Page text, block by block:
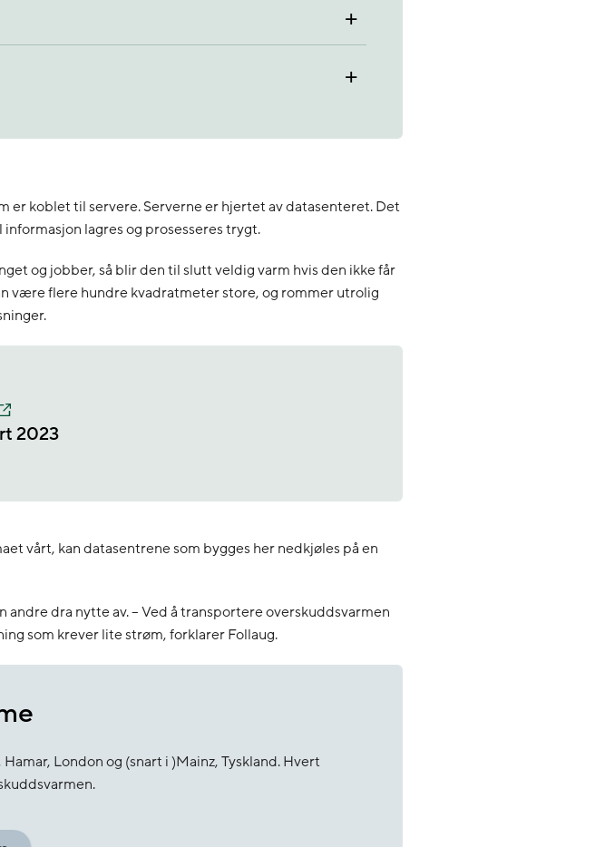
+
+
er koblet til servere. Serverne er hjertet av datasenteret. Det
lagres og prosesseres trygt.
og jobber, så blir den til slutt veldig varm hvis den ikke får
være flere hundre kvadratmeter store, og rommer utrolig
2023
vårt, kan datasentrene som bygges her nedkjøles på en
dra nytte av. – Ved å transportere overskuddsvarmen
som krever lite strøm, forklarer Follaug.
London og (snart i )Mainz, Tyskland. Hvert
det kalde vannet har gjort jobben sin, pumpes litt